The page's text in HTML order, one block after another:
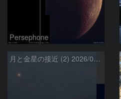
Persephone
月と金星の接近 (2) 2026/07/17